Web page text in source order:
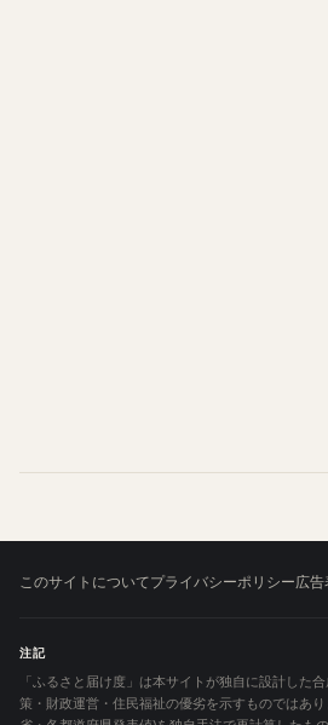
このサイトについてプライバシーポリシー広
注記
「ふるさと届け度」は本サイトが独自に設計した
策・財政運営・住民福祉の優劣を示すものではあ